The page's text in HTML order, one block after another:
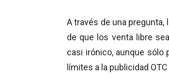
A través de una pregunta,
de que los venta libre
casi irónico, aunque sólo
límites a la publicidad